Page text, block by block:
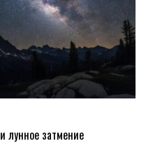
лунное затмение